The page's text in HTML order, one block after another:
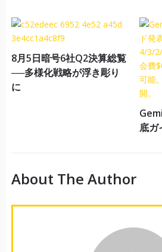
8月5日暗号6社Q2決算総覧
──多様化戦略が浮き彫り
に
底ガ
About The Author